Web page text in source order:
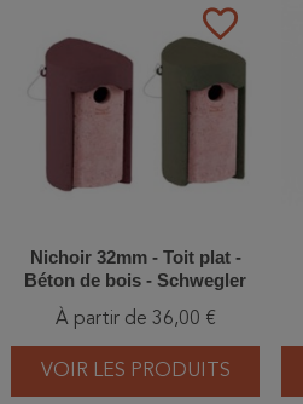
favorite_border
Nichoir 32mm - Toit plat -
Béton de bois - Schwegler
À partir de 36,00 €
VOIR LES PRODUITS